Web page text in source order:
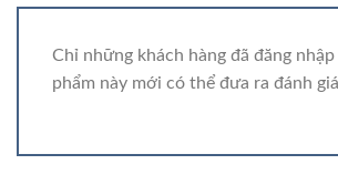
Chỉ những khách hàng đã đăng nhập
phẩm này mới có thể đưa ra đánh